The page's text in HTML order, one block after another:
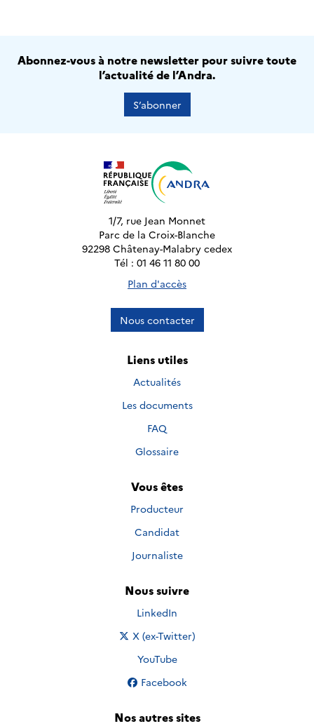
Abonnez-vous à notre newsletter pour suivre toute
l’actualité de l’Andra.
S’abonner
1/7, rue Jean Monnet
Parc de la Croix-Blanche
92298 Châtenay-Malabry cedex
Tél : 01 46 11 80 00
Plan d'accès
Nous contacter
Liens utiles
Actualités
Les documents
FAQ
Glossaire
Vous êtes
Producteur
Candidat
Journaliste
Nous suivre
Nous suivre sur
LinkedIn
Nous suivre sur
X (ex-Twitter)
Nous suivre sur
YouTube
Nous suivre sur
Facebook
Nos autres sites